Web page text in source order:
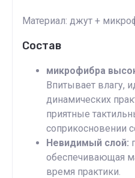
Материал: джут +
Состав
микрофибра
Впитывает влагу,
динамических
приятные
соприкосновении
Невидимый слой:
обеспечивающая
время практики.